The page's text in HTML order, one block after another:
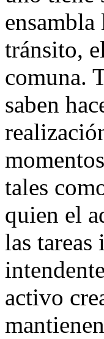
tránsito,
comuna.
saben
tales
quien el
las
activo